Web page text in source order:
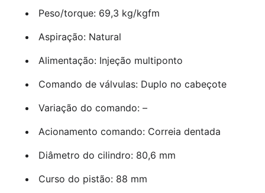
Peso/torque: 69,3 kg/kgfm
Aspiração: Natural
Alimentação: Injeção multiponto
Comando de válvulas: Duplo no cabeçote
Variação do comando: –
Acionamento comando: Correia dentada
Diâmetro do cilindro: 80,6 mm
Curso do pistão: 88 mm